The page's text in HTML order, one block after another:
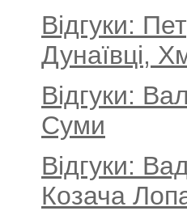
Відгуки:
Дунаївці,
Відгуки:
Суми
Відгуки:
Козача